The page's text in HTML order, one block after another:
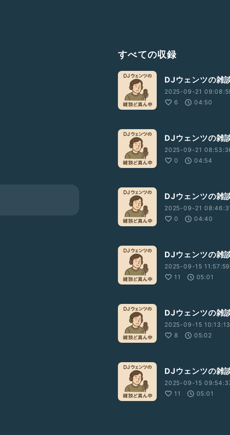
すべての収録
DJウェンツの雑
2025-09-21
6
04:50
DJウェンツの雑
2025-09-21
0
04:54
DJウェンツの雑
2025-09-21
0
04:40
DJウェンツの雑
2025-09-15 11:57:59
11
05:01
DJウェンツの雑
2025-09-15 10:13:13
8
05:02
DJウェンツの雑
2025-09-15
11
05:01